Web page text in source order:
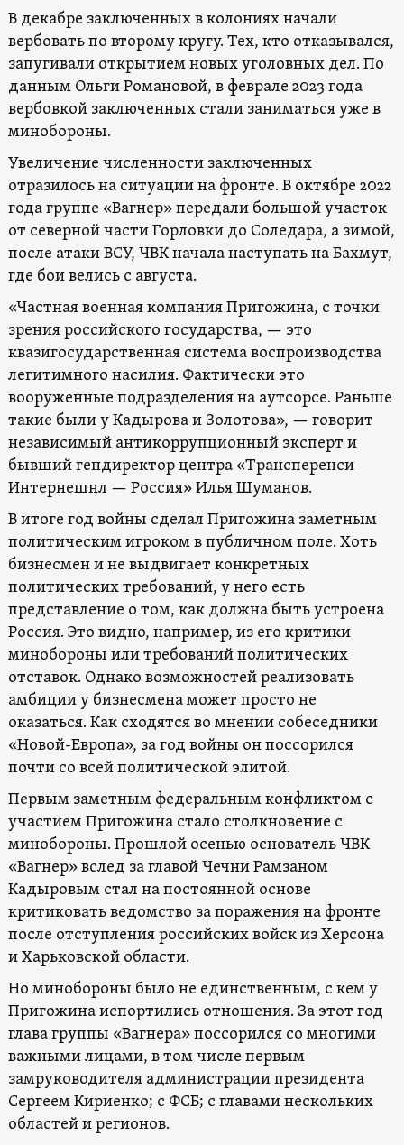
В декабре заключенных в колониях начали
вербовать по второму кругу. Тех, кто отказывался,
запугивали открытием новых уголовных дел. По
данным Ольги Романовой, в феврале 2023 года
вербовкой заключенных стали заниматься уже в
минобороны.
Увеличение численности заключенных
отразилось на ситуации на фронте. В октябре 2022
года группе «Вагнер» передали большой участок
от северной части Горловки до Соледара, а зимой,
после атаки ВСУ, ЧВК начала наступать на Бахмут,
где бои велись с августа.
«Частная военная компания Пригожина, с точки
зрения российского государства, — это
квазигосударственная система воспроизводства
легитимного насилия. Фактически это
вооруженные подразделения на аутсорсе. Раньше
такие были у Кадырова и Золотова», — говорит
независимый антикоррупционный эксперт и
бывший гендиректор центра «Трансперенси
Интернешнл — Россия» Илья Шуманов.
В итоге год войны сделал Пригожина заметным
политическим игроком в публичном поле. Хоть
бизнесмен и не выдвигает конкретных
политических требований, у него есть
представление о том, как должна быть устроена
Россия. Это видно, например, из его критики
минобороны или требований политических
отставок. Однако возможностей реализовать
амбиции у бизнесмена может просто не
оказаться. Как сходятся во мнении собеседники
«Новой-Европа», за год войны он поссорился
почти со всей политической элитой.
Первым заметным федеральным конфликтом с
участием Пригожина стало столкновение с
минобороны. Прошлой осенью основатель ЧВК
«Вагнер» вслед за главой Чечни Рамзаном
Кадыровым стал на постоянной основе
критиковать ведомство за поражения на фронте
после отступления российских войск из Херсона
и Харьковской области.
Но минобороны было не единственным, с кем у
Пригожина испортились отношения. За этот год
глава группы «Вагнера» поссорился со многими
важными лицами, в том числе первым
замруководителя администрации президента
Сергеем Кириенко; с ФСБ; с главами нескольких
областей и регионов.